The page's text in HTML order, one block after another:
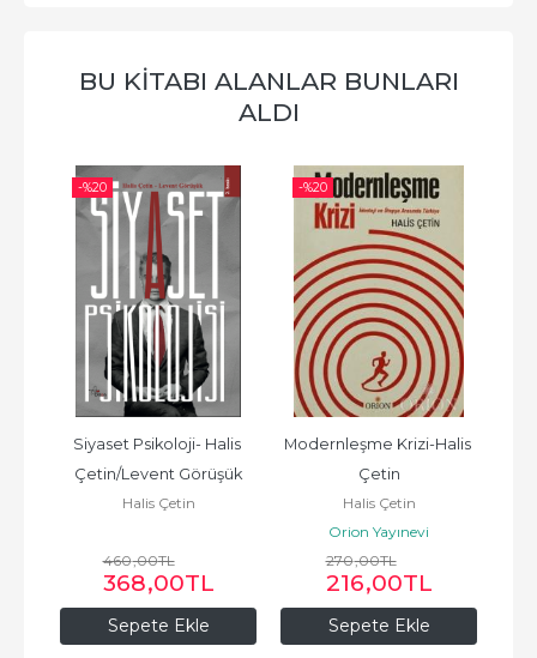
BU KITABI ALANLAR BUNLARI
ALDI
-%20
Sepete Ekle
Siyaset Psikoloji- Halis
Çetin/Levent Görüşük
Halis Çetin
460,00TL
368,00TL
-%20
Sepete Ekle
Modernleşme Krizi-Halis
Çetin
Halis Çetin
Orion Yayınevi
270,00TL
216,00TL